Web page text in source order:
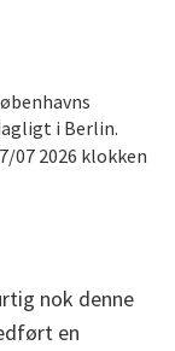
i Berlin.
07 2026 klokken
nok denne
en